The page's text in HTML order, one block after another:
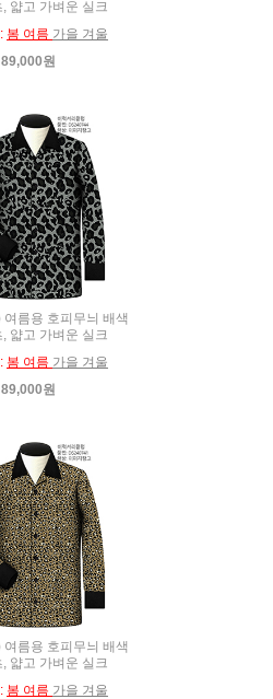
, 얇고 가벼운 실크
봄 여름 가을 겨울
89,000원
름용 호피무늬 배색
, 얇고 가벼운 실크
봄 여름 가을 겨울
89,000원
름용 호피무늬 배색
, 얇고 가벼운 실크
봄 여름 가을 겨울